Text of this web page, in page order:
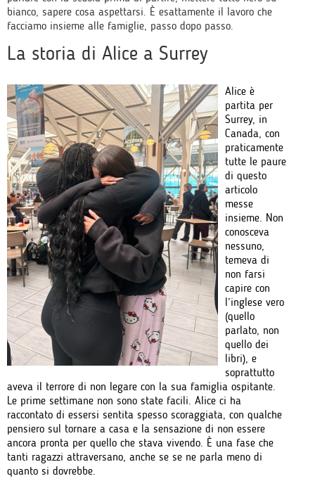
bianco, sapere cosa aspettarsi. È esattamente il lavoro che
facciamo insieme alle famiglie, passo dopo passo.
La storia di Alice a Surrey
Alice è
partita per
Surrey, in
Canada, con
praticamente
tutte le paure
di questo
articolo
messe
insieme. Non
conosceva
nessuno,
temeva di
non farsi
capire con
l’inglese vero
(quello
parlato, non
quello dei
libri), e
soprattutto
aveva il terrore di non legare con la sua famiglia ospitante.
Le prime settimane non sono state facili. Alice ci ha
raccontato di essersi sentita spesso scoraggiata, con qualche
pensiero sul tornare a casa e la sensazione di non essere
ancora pronta per quello che stava vivendo. È una fase che
tanti ragazzi attraversano, anche se se ne parla meno di
quanto si dovrebbe.